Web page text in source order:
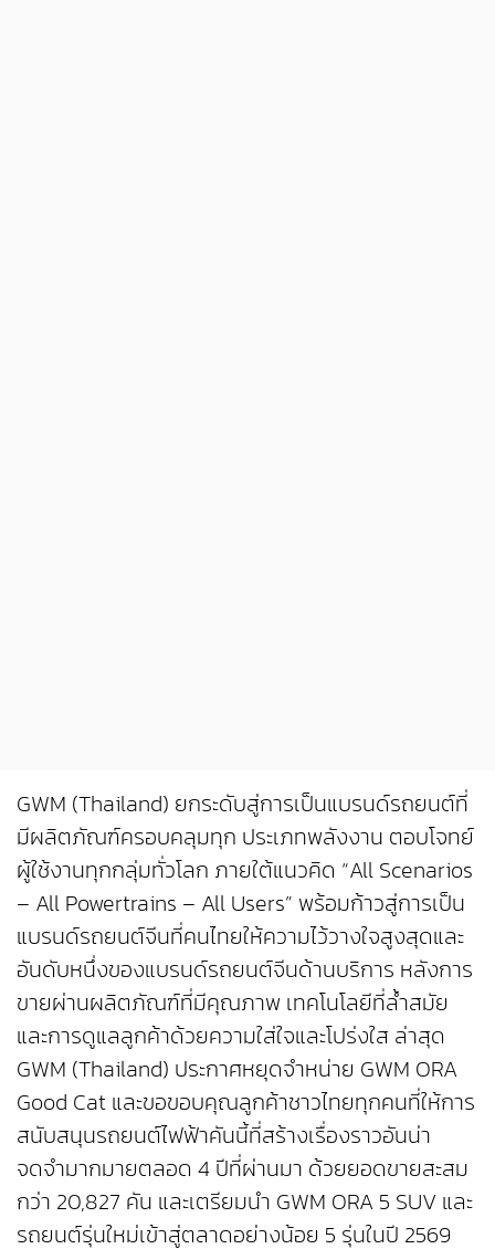
GWM (Thailand) ยกระดับสู่การเป็นแบรนด์รถยนต์ที่
มีผลิตภัณฑ์ครอบคลุมทุก ประเภทพลังงาน ตอบโจทย์
ผู้ใช้งานทุกกลุ่มทั่วโลก ภายใต้แนวคิด “All Scenarios
– All Powertrains – All Users” พร้อมก้าวสู่การเป็น
แบรนด์รถยนต์จีนที่คนไทยให้ความไว้วางใจสูงสุดและ
อันดับหนึ่งของแบรนด์รถยนต์จีนด้านบริการ หลังการ
ขายผ่านผลิตภัณฑ์ที่มีคุณภาพ เทคโนโลยีที่ล้ำสมัย
และการดูแลลูกค้าด้วยความใส่ใจและโปร่งใส ล่าสุด
GWM (Thailand) ประกาศหยุดจำหน่าย GWM ORA
Good Cat และขอขอบคุณลูกค้าชาวไทยทุกคนที่ให้การ
สนับสนุนรถยนต์ไฟฟ้าคันนี้ที่สร้างเรื่องราวอันน่า
จดจำมากมายตลอด 4 ปีที่ผ่านมา ด้วยยอดขายสะสม
กว่า 20,827 คัน และเตรียมนำ GWM ORA 5 SUV และ
รถยนต์รุ่นใหม่เข้าสู่ตลาดอย่างน้อย 5 รุ่นในปี 2569